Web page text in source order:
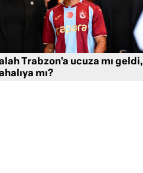
Trabzon’a ucuza mı geldi,
mı?